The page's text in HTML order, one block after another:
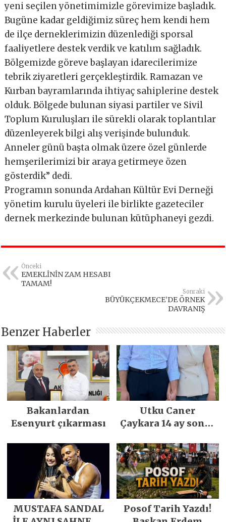
yeni seçilen yönetimimizle görevimize başladık.
Bugüne kadar geldiğimiz süreç hem kendi hem
de ilçe derneklerimizin düzenlediği sporsal
faaliyetlere destek verdik ve katılım sağladık.
Bölgemizde göreve başlayan idarecilerimize
tebrik ziyaretleri gerçekleştirdik. Ramazan ve
Kurban bayramlarında ihtiyaç sahiplerine destek
olduk. Bölgede bulunan siyasi partiler ve Sivil
Toplum Kuruluşları ile sürekli olarak toplantılar
düzenleyerek bilgi alış verişinde bulunduk.
Anneler günü başta olmak üzere özel günlerde
hemşerilerimizi bir araya getirmeye özen
gösterdik” dedi.
Programın sonunda Ardahan Kültür Evi Derneği
yönetim kurulu üyeleri ile birlikte gazeteciler
dernek merkezinde bulunan kütüphaneyi gezdi.
Önceki
EMEKLİNİN ZAM HESABI
TAMAM!
Sonraki
BÜYÜKÇEKMECE’DE ÖRNEK
DAVRANIŞ
Benzer Haberler
Bakanlardan
Esenyurt çıkarması
Utku Caner
Çaykara 14 ay sonra
kavuştu
MUSTAFA SANDAL
Posof Tarih Yazdı!